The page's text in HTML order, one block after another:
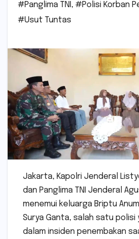
#Panglima TNI , #Polisi Korban
#Usut Tuntas
Jakarta, Kapolri Jenderal
dan Panglima TNI Jenderal
menemui keluarga Briptu
Surya Ganta, salah satu polisi
dalam insiden penembakan